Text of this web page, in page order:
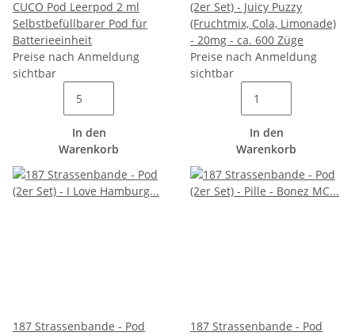
CUCO Pod Leerpod 2 ml
Selbstbefüllbarer Pod für
Batterieeinheit
Preise nach Anmeldung
sichtbar
In den
Warenkorb
(2er Set) - Juicy Puzzy
(Fruchtmix, Cola, Limonade)
- 20mg - ca. 600 Züge
Preise nach Anmeldung
sichtbar
In den
Warenkorb
187 Strassenbande - Pod
187 Strassenbande - Pod